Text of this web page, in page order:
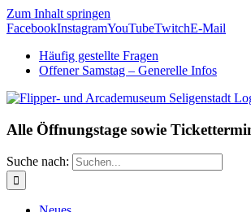
Zum Inhalt springen
FacebookInstagramYouTubeTwitchE-Mail
Häufig gestellte Fragen
Offener Samstag – Generelle Infos
Alle Öffnungstage sowie
Suche nach: